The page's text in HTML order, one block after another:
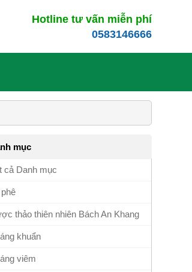
Hotline tư vấn miễn phí
0583146666
mục
cả Danh mục
thảo thiên nhiên Bách An Khang
khuẩn
viêm